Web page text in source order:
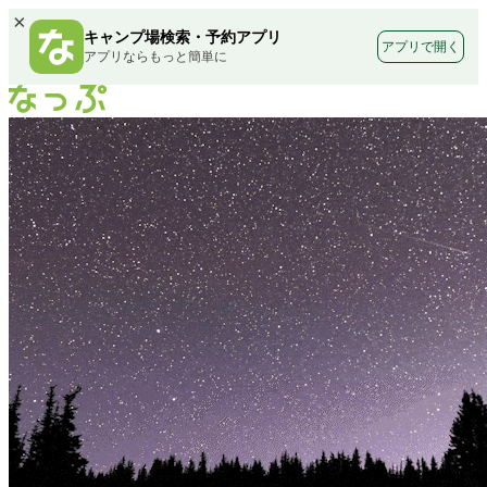
×
キャンプ場検索・予約アプリ
アプリならもっと簡単に
アプリで開く